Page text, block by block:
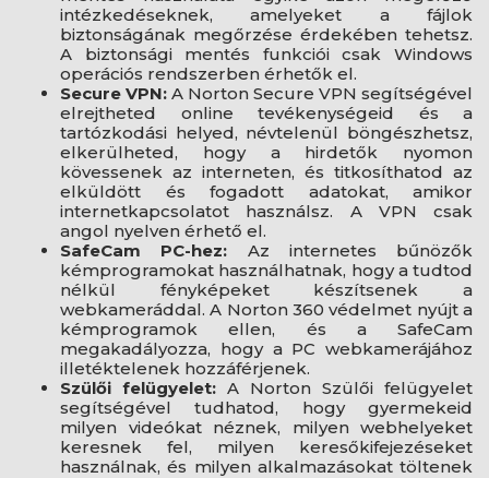
intézkedéseknek, amelyeket a fájlok
biztonságának megőrzése érdekében tehetsz.
A biztonsági mentés funkciói csak Windows
operációs rendszerben érhetők el.
Secure VPN: A Norton Secure VPN segítségével
elrejtheted online tevékenységeid és a
tartózkodási helyed, névtelenül böngészhetsz,
elkerülheted, hogy a hirdetők nyomon
kövessenek az interneten, és titkosíthatod az
elküldött és fogadott adatokat, amikor
internetkapcsolatot használsz. A VPN csak
angol nyelven érhető el.
SafeCam PC-hez: Az internetes bűnözők
kémprogramokat használhatnak, hogy a tudtod
nélkül fényképeket készítsenek a
webkameráddal. A Norton 360 védelmet nyújt a
kémprogramok ellen, és a SafeCam
megakadályozza, hogy a PC webkamerájához
illetéktelenek hozzáférjenek.
Szülői felügyelet: A Norton Szülői felügyelet
segítségével tudhatod, hogy gyermekeid
milyen videókat néznek, milyen webhelyeket
keresnek fel, milyen keresőkifejezéseket
használnak, és milyen alkalmazásokat töltenek